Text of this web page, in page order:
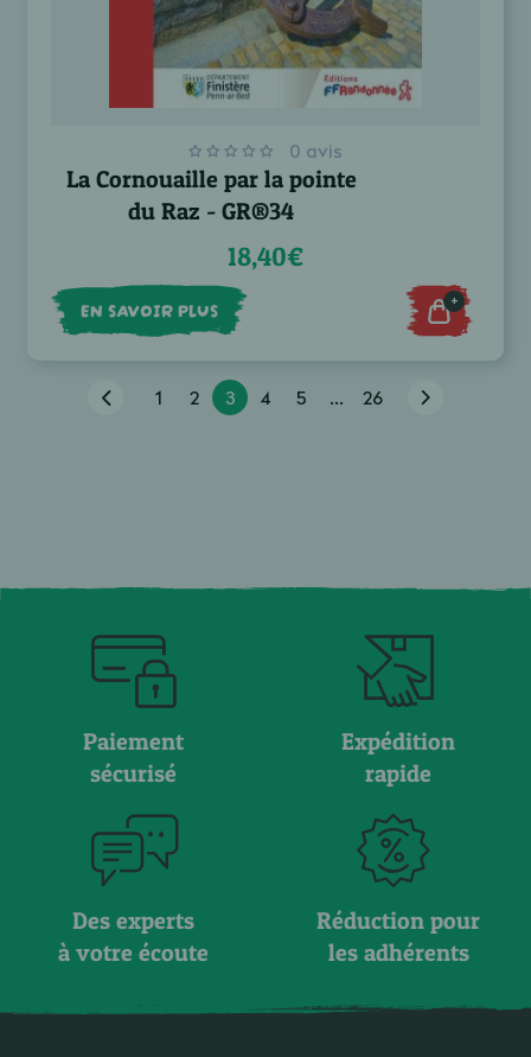
0 avis
La Cornouaille par la pointe
du Raz - GR®34
18,40€
EN SAVOIR PLUS +
1 2 3 4 5 ... 26
Paiement
sécurisé
Expédition
rapide
Des experts
à votre écoute
Réduction pour
les adhérents